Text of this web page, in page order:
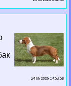
24 06 2026 14:53:58